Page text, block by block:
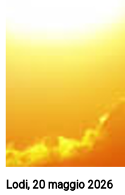
Lodi, 20 maggio 2026